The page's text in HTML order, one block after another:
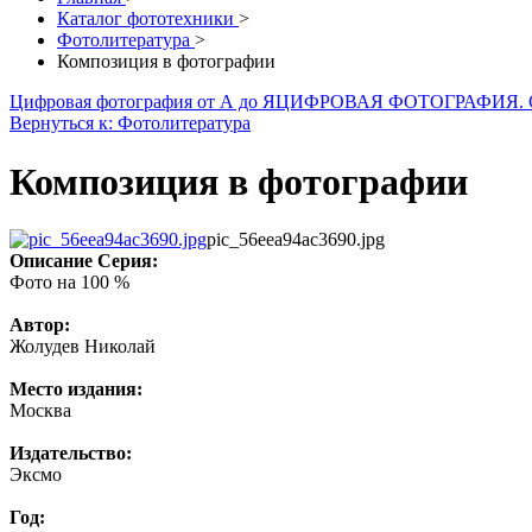
Каталог фототехники >
Фотолитература >
Композиция в фотографии
Цифровая фотография от А до ЯЦИФРОВАЯ ФОТОГРАФИЯ.
Вернуться к: Фотолитература
Композиция в фотографии
pic_56eea94ac3690.jpg
Описание Серия:
Фото на 100 %
Автор:
Жолудев Николай
Место издания:
Москва
Издательство:
Эксмо
Год: